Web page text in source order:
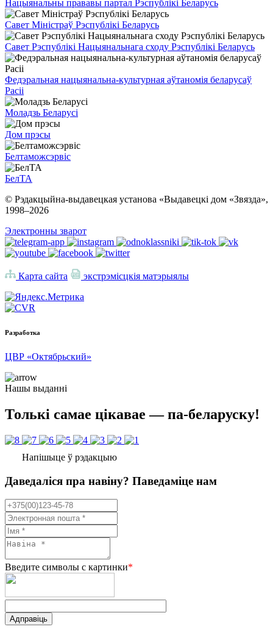
Нацыянальны прававы партал Рэспублікі Беларусь
Савет Міністраў Рэспублікі Беларусь
Савет Рэспублікі Нацыянальнага сходу Рэспублікі Беларусь
Федэральная нацыянальна-культурная аўтаномія беларусаў
Расіі
Моладзь Беларусі
Дом прэсы
Белтаможсэрвіс
БелТА
© Рэдакцыйна-выдавецкая установа «Выдавецкі дом «Звязда»,
1998–2026
Электронны зварот
Карта сайта экстрэмісцкія матэрыялы
Разработка
ЦВР «Октябрьский»
Нашы выданні
Толькі самае цікавае — па-беларуску!
Напішыце ў рэдакцыю
Даведаліся пра навіну? Паведаміце нам
Введите символы с картинки*
Адправіць